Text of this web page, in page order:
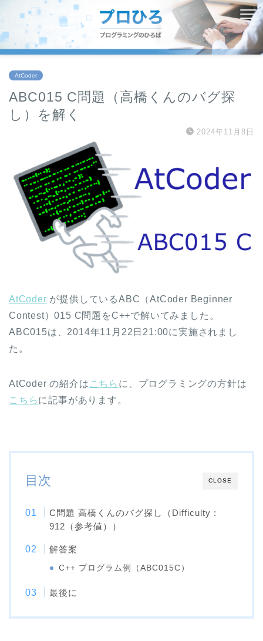
AtCoder
ABC015 C問題（高橋くんのバグ探
し）を解く
2024年11月8日
AtCoder が提供しているABC（AtCoder Beginner
Contest）015 C問題をC++で解いてみました。
ABC015は、2014年11月22日21:00に実施されまし
た。
AtCoder の紹介は こちら に、プログラミングの方針は
こちらに記事があります。
CLOSE
目次
C問題 高橋くんのバグ探し（Difficulty :
912（参考値））
解答案
C++ プログラム例（ABC015C）
最後に